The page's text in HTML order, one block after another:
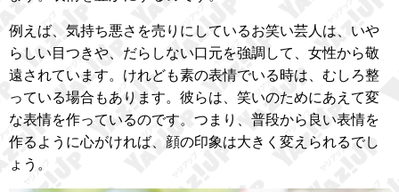
例えば、気持ち悪さを売りにしているお笑い芸人は、いや
らしい目つきや、だらしない口元を強調して、女性から敬
遠されています。けれども素の表情でいる時は、むしろ整
っている場合もあります。彼らは、笑いのためにあえて変
な表情を作っているのです。つまり、普段から良い表情を
作るように心がければ、顔の印象は大きく変えられるでし
ょう。